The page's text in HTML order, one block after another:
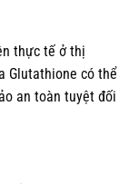
thực tế ở thị
Glutathione có thể
an toàn tuyệt đối